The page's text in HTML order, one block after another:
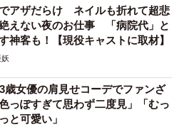
アザだらけ ネイルも折れて超悲
えない夜のお仕事 「病院代」と
神客も！【現役キャストに取材】
妖
女優の肩見せコーデでファンざ
っぽすぎて思わず二度見」「むっ
と可愛い」